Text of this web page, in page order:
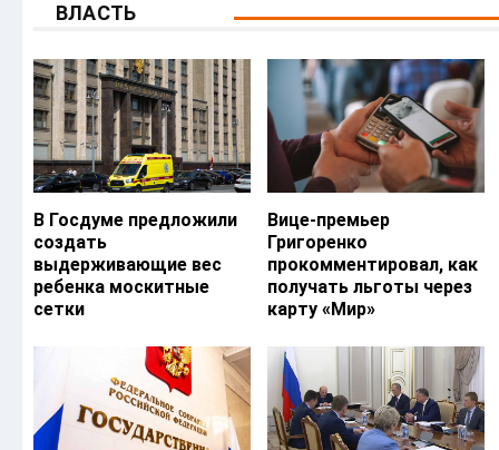
ВЛАСТЬ
В Госдуме предложили
создать
выдерживающие вес
ребенка москитные
сетки
Вице-премьер
Григоренко
прокомментировал, как
получать льготы через
карту «Мир»